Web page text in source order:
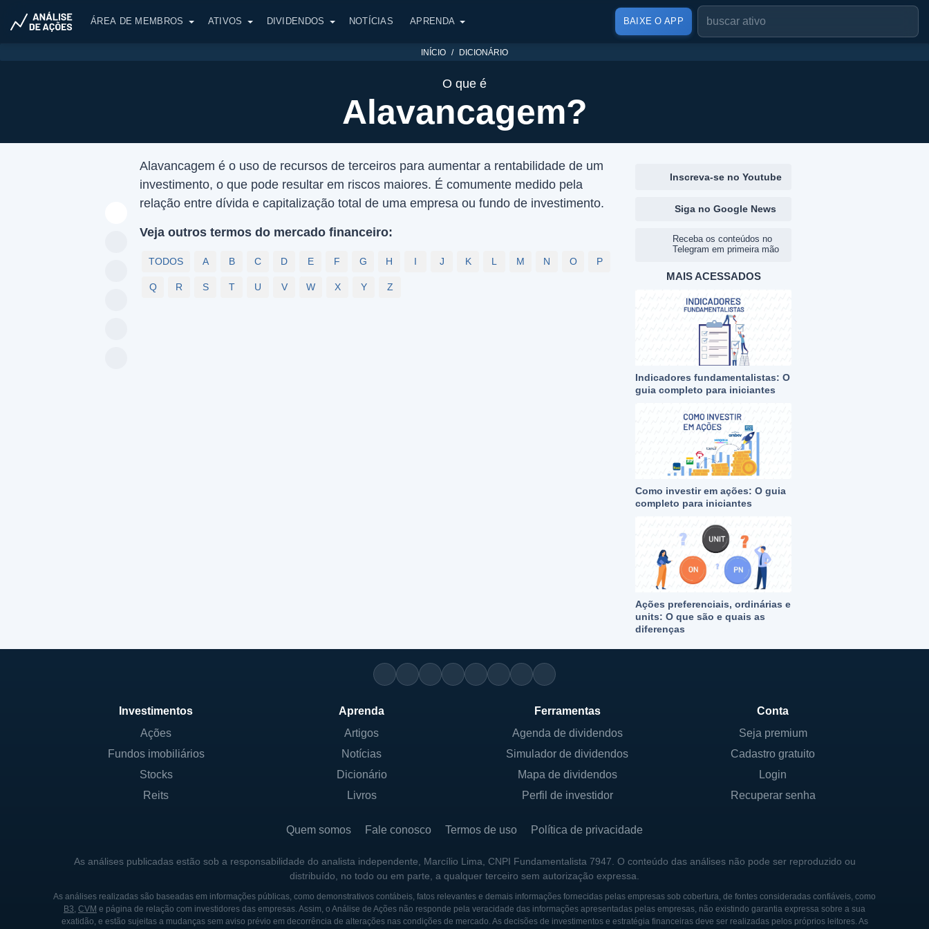
ÁREA DE MEMBROS ATIVOS DIVIDENDOS NOTÍCIAS APRENDA BAIXE O APP
INÍCIO DICIONÁRIO
O que é
Alavancagem?
Alavancagem é o uso de recursos de terceiros para aumentar a rentabilidade de um
investimento, o que pode resultar em riscos maiores. É comumente medido pela
relação entre dívida e capitalização total de uma empresa ou fundo de investimento.
Veja outros termos do mercado financeiro:
TODOS A B C D E F G H I J K L M N O P
Q R S T U V W X Y Z
Inscreva-se no Youtube
Siga no Google News
Receba os conteúdos no
Telegram em primeira mão
MAIS ACESSADOS
Indicadores fundamentalistas: O
guia completo para iniciantes
Como investir em ações: O guia
completo para iniciantes
Ações preferenciais, ordinárias e
units: O que são e quais as
diferenças
Investimentos
Ações
Fundos imobiliários
Stocks
Reits
Aprenda
Artigos
Notícias
Dicionário
Livros
Ferramentas
Agenda de dividendos
Simulador de dividendos
Mapa de dividendos
Perfil de investidor
Conta
Seja premium
Cadastro gratuito
Login
Recuperar senha
Quem somos Fale conosco Termos de uso Política de privacidade
As análises publicadas estão sob a responsabilidade do analista independente, Marcílio Lima, CNPI Fundamentalista 7947. O conteúdo das análises não pode ser reproduzido ou
distribuído, no todo ou em parte, a qualquer terceiro sem autorização expressa.
As análises realizadas são baseadas em informações públicas, como demonstrativos contábeis, fatos relevantes e demais informações fornecidas pelas empresas sob cobertura, de fontes consideradas confiáveis, como
B3, CVM e página de relação com investidores das empresas. Assim, o Análise de Ações não responde pela veracidade das informações apresentadas pelas empresas, não existindo garantia expressa sobre a sua
exatidão, e estão sujeitas a mudanças sem aviso prévio em decorrência de alterações nas condições de mercado. As decisões de investimentos e estratégia financeiras deve ser realizadas pelos próprios leitores. As